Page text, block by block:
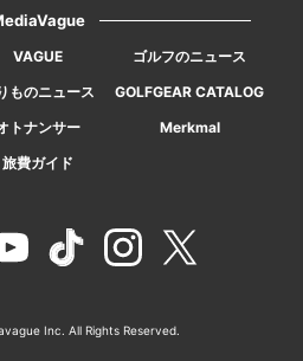
VAGUE
ゴルフのニュース
ものニュース
GOLFGEAR CATALOG
トナンサー
Merkmal
旅費ガイド
Inc. All Rights Reserved.